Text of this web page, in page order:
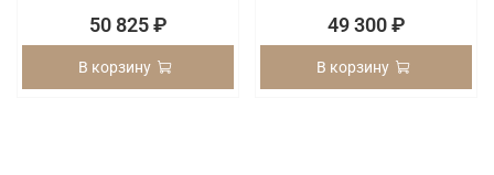
50 825 ₽
В корзину
49 300 ₽
В корзину